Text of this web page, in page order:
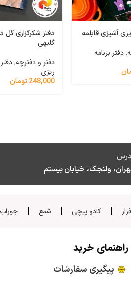
آشپزی قابلمه
,دفتر برنامه
دفتر شکرگزاری
گلبهی
دفتر و دفترچه,
ریزی
248,000تومان
ولنجک، خیابان بیستم
کادو پیچی شمع جوراب
راهنمای خرید
پیگیری سفارشات